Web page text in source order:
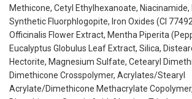
Methicone, Cetyl Ethylhexanoate, Niacinamide,
Synthetic Fluorphlogopite, Iron Oxides (CI
Officinalis Flower Extract, Mentha Piperita
Eucalyptus Globulus Leaf Extract, Silica,
Hectorite, Magnesium Sulfate, Cetearyl
Dimethicone Crosspolymer, Acrylates/Stearyl
Acrylate/Dimethicone Methacrylate Copolymer,